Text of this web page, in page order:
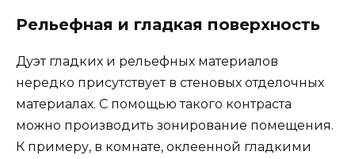
Рельефная и гладкая поверхность
Дуэт гладких и рельефных материалов
нередко присутствует в стеновых отделочных
материалах. С помощью такого контраста
можно производить зонирование помещения.
К примеру, в комнате, оклеенной гладкими